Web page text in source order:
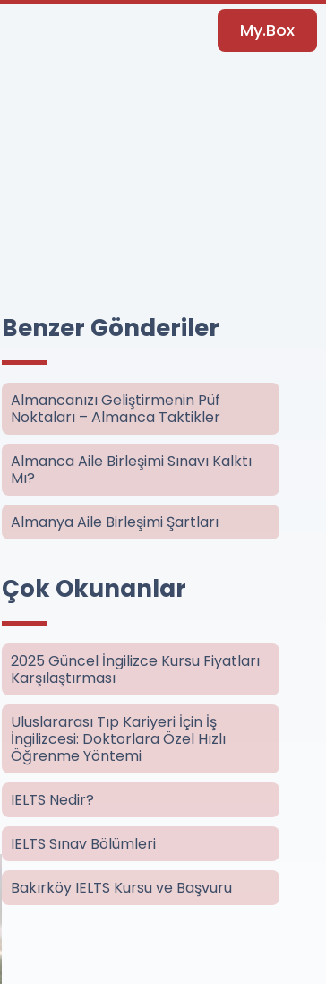
My.Box
Benzer Gönderiler
Almancanızı Geliştirmenin Püf
Noktaları – Almanca Taktikler
Almanca Aile Birleşimi Sınavı Kalktı
Mı?
Almanya Aile Birleşimi Şartları
Çok Okunanlar
2025 Güncel İngilizce Kursu Fiyatları
Karşılaştırması
Uluslararası Tıp Kariyeri İçin İş
İngilizcesi: Doktorlara Özel Hızlı
Öğrenme Yöntemi
IELTS Nedir?
IELTS Sınav Bölümleri
Bakırköy IELTS Kursu ve Başvuru